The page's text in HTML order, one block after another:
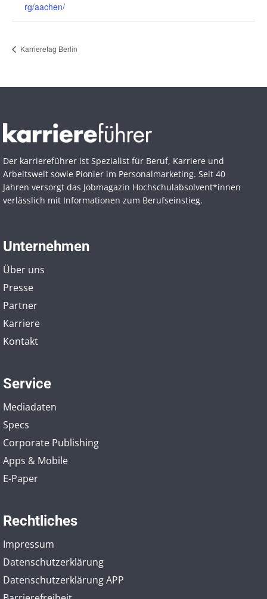
rg/aachen/
Karrieretag Berlin
Der karriereführer ist Spezialist für Beruf, Karriere und
Arbeitswelt sowie Pionier im Personal­marketing. Seit 40
Jahren versorgt das Jobmagazin Hochschul­absolvent*innen
verlässlich mit Informationen zum Berufseinstieg.
Unternehmen
Über uns
Presse
Partner
Karriere
Kontakt
Service
Mediadaten
Specs
Corporate Publishing
Apps & Mobile
E-Paper
Rechtliches
Impressum
Datenschutzerklärung
Datenschutzerklärung APP